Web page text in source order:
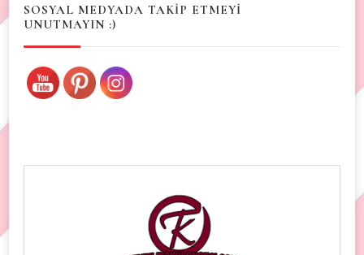
SOSYAL MEDYADA TAKİP ETMEYİ
UNUTMAYIN :)